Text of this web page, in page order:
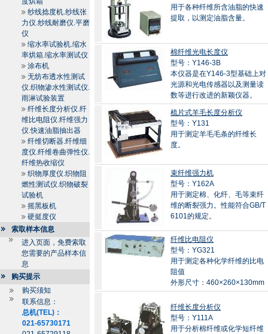
纱线捻度机.纱线张
力仪.纱线耐磨仪.平磨
仪
缩水率试验机.缩水
率烘箱.缩水率测试仪
涂布机
无纺布透水性测试
仪.织物渗水性测试仪.
雨淋试验装置
纤维长度分析仪.纤
维比电阻仪.纤维强力
仪.快速油脂抽出器
纤维切断器.纤维细
度仪.纤维卷曲弹性仪.
纤维热收缩仪
织物厚度仪.织物阻
燃性测试仪.织物破裂
试验机
摇黑板机
硬挺度仪
索取样本信息
进入页面，免费索取
您需要的产品样本信
息
购买提示
购买须知
联系信息：
总机(TEL)：
021-65730171
用于各种纤维所含油脂的快速
提取，以测定油脂含量。
棉纤维光电长度仪
型号：Y146-3B
本仪器是在Y146-3型基础上对
光源和光电传感器以及测量读
数等进行改进的新颖仪器。
梳片式羊毛长度分析仪
型号：Y131
用于测定羊毛毛条的纤维长
度。
束纤维强力机
型号：Y162A
用于测定棉、化纤、毛等束纤
维的断裂强力。性能符合GB/T
6101的规定。
纤维比电阻仪
型号：YG321
用于测定各种化学纤维的比电
阻值
外形尺寸：460×260×130mm
纤维长度分析仪
型号：Y111A
用于分析棉纤维或化学短纤维